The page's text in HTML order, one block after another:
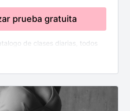
prueba gratuita
de clases diarias, todos
nuevas.